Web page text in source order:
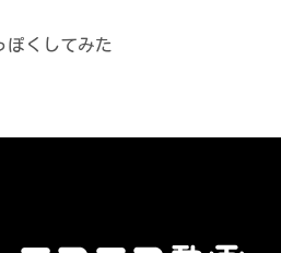
くしてみた